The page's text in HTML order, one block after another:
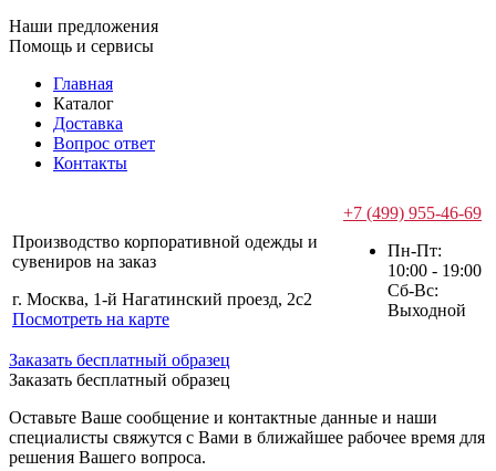
Наши предложения
Помощь и сервисы
Главная
Каталог
Доставка
Вопрос ответ
Контакты
Производство корпоративной одежды и
сувениров на заказ
г. Москва, 1-й Нагатинский проезд, 2с2
Посмотреть на карте
+7 (499) 955-46-69
Пн-Пт:
10:00 - 19:00
Сб-Вс:
Выходной
Заказать бесплатный образец
Заказать бесплатный образец
Оставьте Ваше сообщение и контактные данные и наши
специалисты свяжутся с Вами в ближайшее рабочее время для
решения Вашего вопроса.